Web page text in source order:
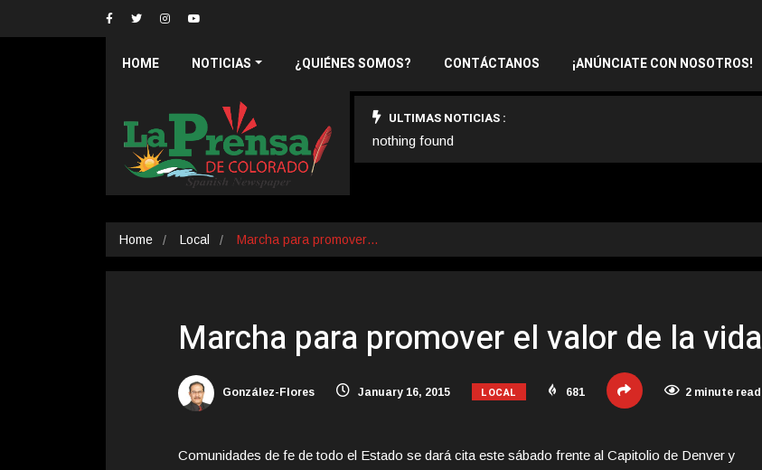
HOME NOTICIAS ¿QUIÉNES SOMOS? CONTÁCTANOS ¡ANÚNCIATE CON NOSOTROS!
ULTIMAS NOTICIAS :
nothing found
Home Local Marcha para promover…
Marcha para promover el valor de la vida
González-Flores January 16, 2015 LOCAL 681 2 minute read
Comunidades de fe de todo el Estado se dará cita este sábado frente al Capitolio de Denver y